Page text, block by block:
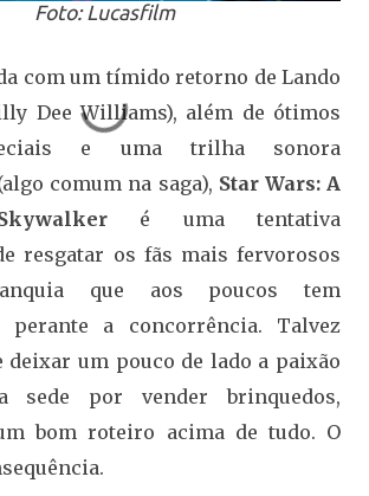
Foto: Lucasfilm
com um tímido retorno de Lando
Dee Williams), além de ótimos
e uma trilha sonora
comum na saga), Star Wars: A
é uma tentativa
resgatar os fãs mais fervorosos
que aos poucos tem
perante a concorrência. Talvez
deixar um pouco de lado a paixão
por vender brinquedos,
bom roteiro acima de tudo. O